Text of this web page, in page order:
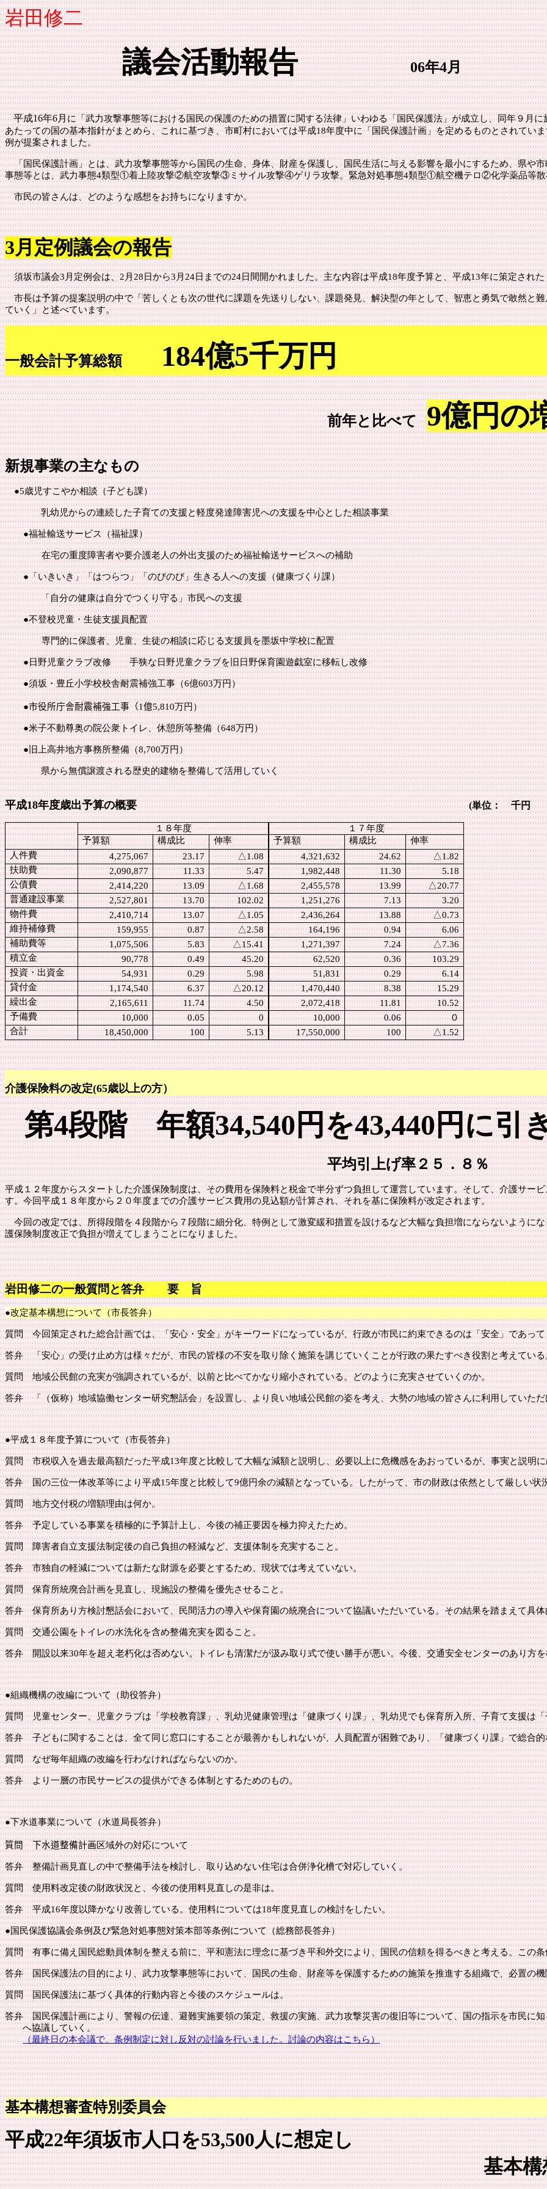
岩田修二
議会活動報告 06年4月
平成16年6月に「武力攻撃事態等における国民の保護のための措置に関する法律」いわゆる「国民保護法」が成立し、同年９月
あたっての国の基本指針がまとめら、これに基づき、市町村においては平成18年度中に「国民保護計画」を定めるものとされてい
例が提案されました。
「国民保護計画」とは、武力攻撃事態等から国民の生命、身体、財産を保護し、国民生活に与える影響を最小にするため、県や
事態等とは、武力事態4類型①着上陸攻撃②航空攻撃③ミサイル攻撃④ゲリラ攻撃。緊急対処事態4類型①航空機テロ②化学薬品等
市民の皆さんは、どのような感想をお持ちになりますか。
3月定例議会の報告
須坂市議会3月定例会は、2月28日から3月24日までの24日間開かれました。主な内容は平成18年度予算と、平成13年に策定された
市長は予算の提案説明の中で「苦しくとも次の世代に課題を先送りしない、課題発見、解決型の年として、智恵と勇気で敢然と
ていく」と述べています。
一般会計予算総額 184億5千万円
前年と比べて 9億円の
新規事業の主なもの
●5歳児すこやか相談（子ども課）
乳幼児からの連続した子育ての支援と軽度発達障害児への支援を中心とした相談事業
●福祉輸送サービス（福祉課）
在宅の重度障害者や要介護老人の外出支援のため福祉輸送サービスへの補助
●「いきいき」「はつらつ」「のびのび」生きる人への支援（健康づくり課）
「自分の健康は自分でつくり守る」市民への支援
●不登校児童・生徒支援員配置
専門的に保護者、児童、生徒の相談に応じる支援員を墨坂中学校に配置
●日野児童クラブ改修 手狭な日野児童クラブを旧日野保育園遊戯室に移転し改修
●須坂・豊丘小学校校舎耐震補強工事（6億603万円）
●市役所庁舎耐震補強工事（1億5,810万円）
●米子不動尊奥の院公衆トイレ、休憩所等整備（648万円）
●旧上高井地方事務所整備（8,700万円）
県から無償譲渡される歴史的建物を整備して活用していく
平成18年度歳出予算の概要 (単位： 千
１８年度
１７年度
予算額
構成比 伸率 予算額 構成比
伸率
人件費
4,275,067 23.17 △1.08 4,321,632 24.62 △1.82
扶助費
2,090,877 11.33 5.47 1,982,448 11.30
5.18
公債費
2,414,220 13.09 △1.68 2,455,578 13.99 △20.77
普通建設事業
2,527,801 13.70 102.02 1,251,276 7.13
3.20
物件費
2,410,714 13.07 △1.05 2,436,264 13.88 △0.73
維持補修費
159,955 0.87 △2.58 164,196 0.94
6.06
補助費等
1,075,506 5.83 △15.41 1,271,397 7.24 △7.36
積立金
90,778 0.49 45.20 62,520 0.36
103.29
投資・出資金
54,931 0.29 5.98 51,831 0.29
6.14
貸付金
1,174,540 6.37 △20.12 1,470,440 8.38
15.29
繰出金
2,165,611 11.74 4.50 2,072,418 11.81
10.52
予備費
10,000 0.05 0 10,000 0.06
０
合計
18,450,000 100 5.13 17,550,000 100 △1.52
介護保険料の改定(65歳以上の方）
第4段階 年額34,540円を43,440円に引
平均引上げ率２５．８％
平成１２年度からスタートした介護保険制度は、その費用を保険料と税金で半分ずつ負担して運営しています。そして、介護サー
す。今回平成１８年度から２０年度までの介護サービス費用の見込額が計算され、それを基に保険料が改定されます。
今回の改定では、所得段階を４段階から７段階に細分化、特例として激変緩和措置を設けるなど大幅な負担増にならないように
護保険制度改正で負担が増えてしまうことになりました。
岩田修二の一般質問と答弁 要 旨
●改定基本構想について（市長答弁）
質問今回策定された総合計画では、「安心・安全」がキーワードになっているが、行政が市民に約束できるのは「安全」であっ
答弁「安心」の受け止め方は様々だが、市民の皆様の不安を取り除く施策を講じていくことが行政の果たすべき役割と考えている
質問地域公民館の充実が強調されているが、以前と比べてかなり縮小されている。どのように充実させていくのか。
答弁「（仮称）地域協働センター研究懇話会」を設置し、より良い地域公民館の姿を考え、大勢の地域の皆さんに利用していた
●平成１８年度予算について（市長答弁）
質問市税収入を過去最高額だった平成13年度と比較して大幅な減額と説明し、必要以上に危機感をあおっているが、事実と説明
答弁国の三位一体改革等により平成15年度と比較して9億円余の減額となっている。したがって、市の財政は依然として厳しい状
質問地方交付税の増額理由は何か。
答弁予定している事業を積極的に予算計上し、今後の補正要因を極力抑えたため。
質問障害者自立支援法制定後の自己負担の軽減など、支援体制を充実すること。
答弁市独自の軽減については新たな財源を必要とするため、現状では考えていない。
質問保育所統廃合計画を見直し、現施設の整備を優先させること。
答弁保育所あり方検討懇話会において、民間活力の導入や保育園の統廃合について協議いただいている。その結果を踏まえて具
質問交通公園をトイレの水洗化を含め整備充実を図ること。
答弁開設以来30年を超え老朽化は否めない。トイレも清潔だが汲み取り式で使い勝手が悪い。今後、交通安全センターのあり方
●組織機構の改編について（助役答弁）
質問児童センター、児童クラブは「学校教育課」、乳幼児健康管理は「健康づくり課」、乳幼児でも保育所入所、子育て支援は
答弁子どもに関することは、全て同じ窓口にすることが最善かもしれないが、人員配置が困難であり、「健康づくり課」で総合
質問なぜ毎年組織の改編を行わなければならないのか。
答弁より一層の市民サービスの提供ができる体制とするためのもの。
●下水道事業について（水道局長答弁）
質問下水道整備計画区域外の対応について
答弁整備計画見直しの中で整備手法を検討し、取り込めない住宅は合併浄化槽で対応していく。
質問使用料改定後の財政状況と、今後の使用料見直しの是非は。
答弁平成16年度以降かなり改善している。使用料については18年度見直しの検討をしたい。
●国民保護協議会条例及び緊急対処事態対策本部等条例について（総務部長答弁）
質問有事に備え国民総動員体制を整える前に、平和憲法に理念に基づき平和外交により、国民の信頼を得るべきと考える。この
答弁国民保護法の目的により、武力攻撃事態等において、国民の生命、財産等を保護するための施策を推進する組織で、必置の
質問国民保護法に基づく具体的行動内容と今後のスケジュールは。
答弁国民保護計画により、警報の伝達、避難実施要領の策定、救援の実施、武力攻撃災害の復旧等について、国の指示を市民に
へ協議していく。
（最終日の本会議で、条例制定に対し反対の討論を行いました。討論の内容はこちら）
基本構想審査特別委員会
平成22年須坂市人口を53,500人に想定し
基本